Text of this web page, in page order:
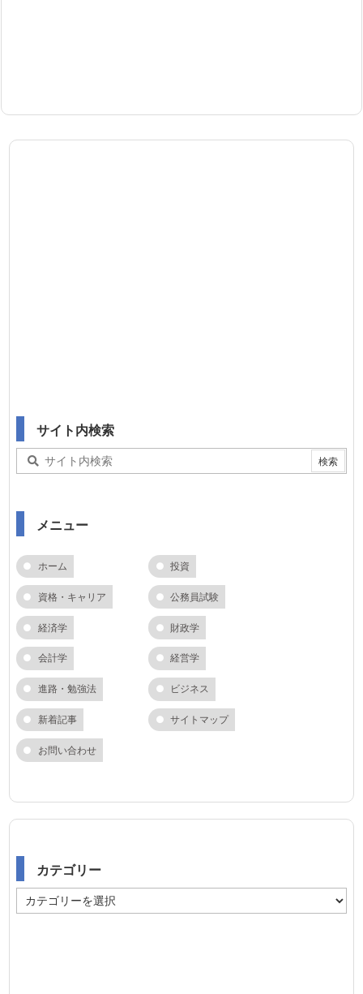
サイト内検索
メニュー
ホーム 投資
資格・キャリア 公務員試験
経済学 財政学
会計学 経営学
進路・勉強法 ビジネス
新着記事 サイトマップ
お問い合わせ
カテゴリー
テ